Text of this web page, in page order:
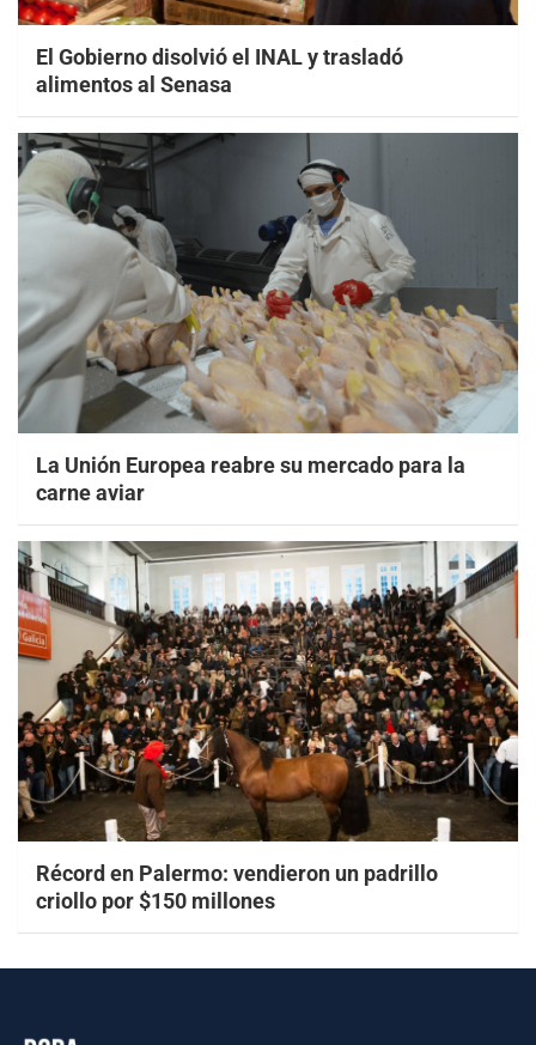
El Gobierno disolvió el INAL y trasladó
alimentos al Senasa
La Unión Europea reabre su mercado para la
carne aviar
Récord en Palermo: vendieron un padrillo
criollo por $150 millones